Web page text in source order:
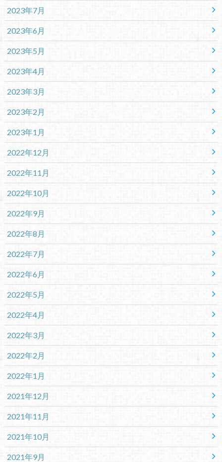
2023年7月
2023年6月
2023年5月
2023年4月
2023年3月
2023年2月
2023年1月
2022年12月
2022年11月
2022年10月
2022年9月
2022年8月
2022年7月
2022年6月
2022年5月
2022年4月
2022年3月
2022年2月
2022年1月
2021年12月
2021年11月
2021年10月
2021年9月